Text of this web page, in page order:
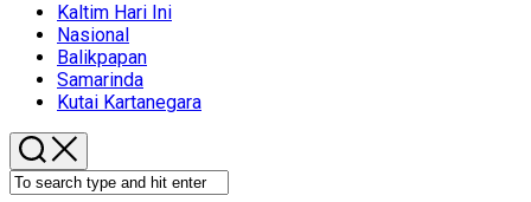
Kaltim Hari Ini
Nasional
Current
Page
Parent
Balikpapan
Samarinda
Kutai Kartanegara